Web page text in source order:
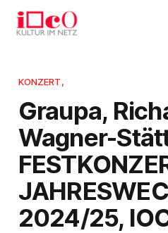
KONZERT,
Graupa,
Wagner-
2024/25,